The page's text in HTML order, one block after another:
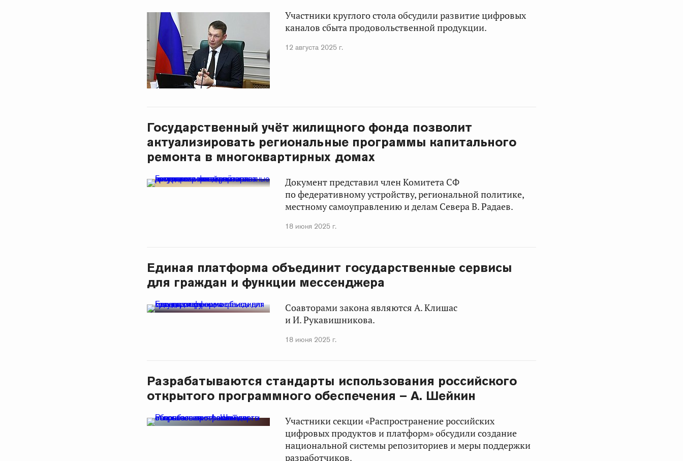
Участники круглого стола обсудили развитие цифровых
каналов сбыта продовольственной продукции.
12 августа 2025 г.
Государственный учёт жилищного фонда позволит
актуализировать региональные программы капитального
ремонта в многоквартирных домах
Документ представил член Комитета СФ
по федеративному устройству, региональной политике,
местному самоуправлению и делам Севера В. Радаев.
18 июня 2025 г.
Единая платформа объединит государственные сервисы
для граждан и функции мессенджера
Соавторами закона являются А. Клишас
и И. Рукавишникова.
18 июня 2025 г.
Разрабатываются стандарты использования российского
открытого программного обеспечения – А. Шейкин
Участники секции «Распространение российских
цифровых продуктов и платформ» обсудили создание
национальной системы репозиториев и меры поддержки
разработчиков.